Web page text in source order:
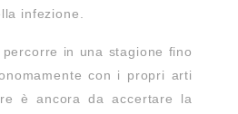
infezione.
percorre in una stagione fino
con i propri arti
è ancora da accertare la